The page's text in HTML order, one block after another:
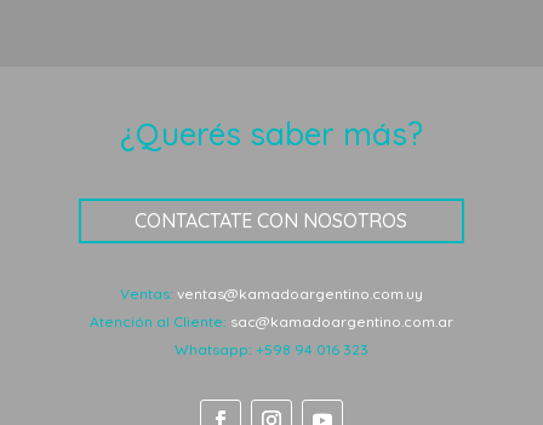
¿Querés saber más?
CONTACTATE CON NOSOTROS
Ventas: ventas@kamadoargentino.com.uy
Atención al Cliente: sac@kamadoargentino.com.ar
Whatsapp: +598 94 016 323